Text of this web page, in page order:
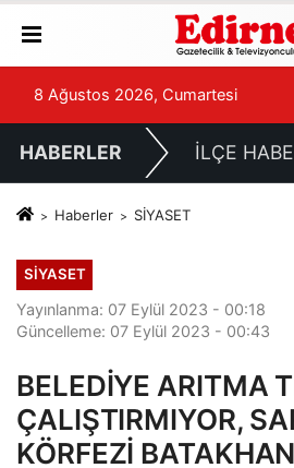
8 Ağustos 2026, Cumartesi
HABERLER İLÇE
Haberler SİYASET
SİYASET
Yayınlanma: 07 Eylül 2023 - 00:18
Güncelleme: 07 Eylül 2023 - 00:43
BELEDİYE ARITMA
ÇALIŞTIRMIYOR,
KÖRFEZİ